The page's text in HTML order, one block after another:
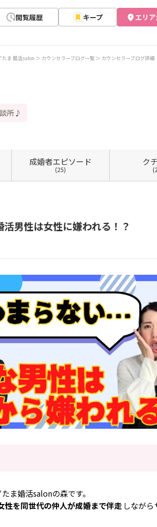
閲覧履歴 キープ エリ
たま 婚活salon カウンセラーブログ一覧 カウンセラーブログ詳細
所♪
成婚者エピソード
(25)
ク
活男性は女性に嫌われる！？
ま婚活salonの森です。
性を同世代の仲人が成婚まで伴走 しなが